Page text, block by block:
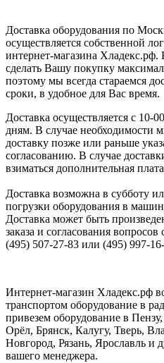
Доставка оборудования по
осуществляется собственной
интернет-магазина
сделать Вашу покупку
поэтому мы всегда стараемся
сроки, в удобное для Вас время.
Доставка осуществляется с 10-
дням. В случае необходимости
доставку позже или раньше
согласованию. В случае
взиматься дополнительная
Доставка возможна в субботу
погрузки оборудования в
Доставка может быть
заказа и согласования
(495) 507-27-83 или (495) 997-
Интернет-магазин Хладекс.рф
транспортом оборудование в
привезем оборудование в
Орёл, Брянск, Калугу, Тверь,
Новгород, Рязань, Ярославль и
вашего менеджера.